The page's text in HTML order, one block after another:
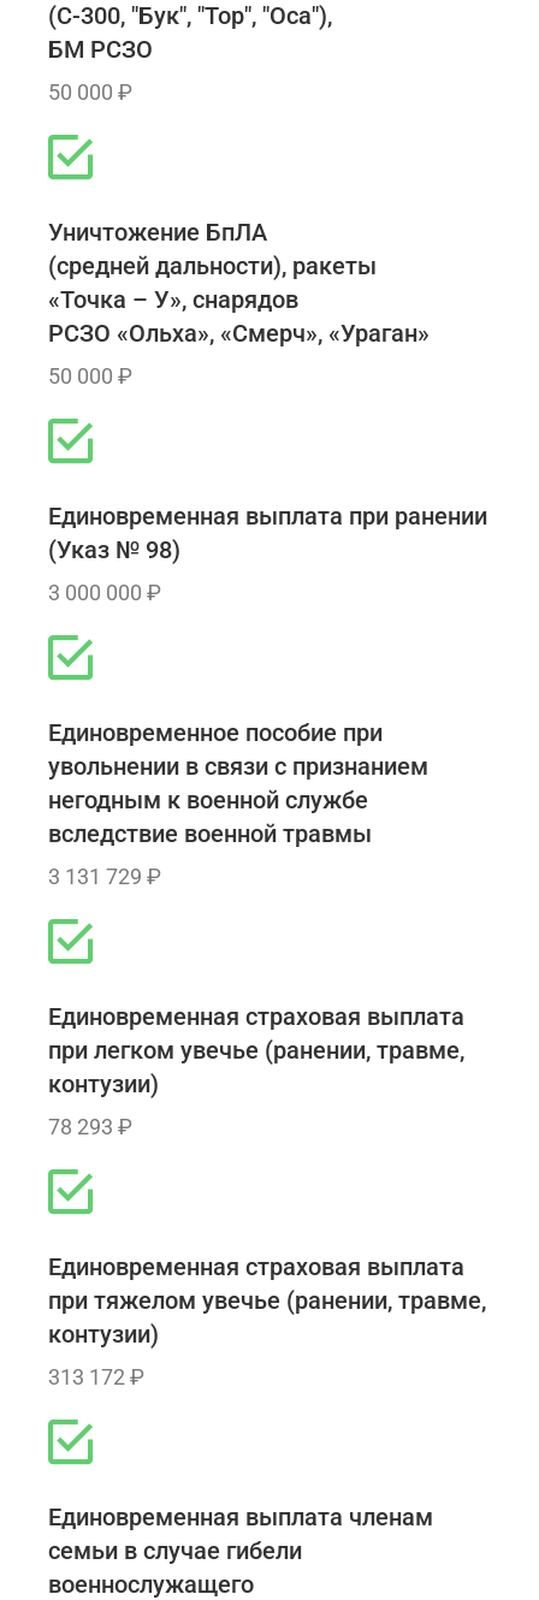
(С-300, "Бук", "Тор", "Оса"),
БМ РСЗО
50 000 ₽
Уничтожение БпЛА
(средней дальности), ракеты
«Точка – У», снарядов
РСЗО «Ольха», «Смерч», «Ураган»
50 000 ₽
Единовременная выплата при ранении
(Указ № 98)
3 000 000 ₽
Единовременное пособие при
увольнении в связи с признанием
негодным к военной службе
вследствие военной травмы
3 131 729 ₽
Единовременная страховая выплата
при легком увечье (ранении, травме,
контузии)
78 293 ₽
Единовременная страховая выплата
при тяжелом увечье (ранении, травме,
контузии)
313 172 ₽
Единовременная выплата членам
семьи в случае гибели
военнослужащего